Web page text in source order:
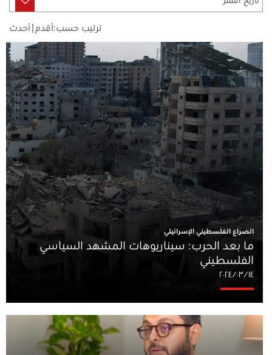
ترتيب حسب: أقدم أحدث
الصراع الفلسطيني الإسرائيلي
ما بعد الحرب: سيناريوهات المشهد السياسي
الفلسطيني
١٤‏/٠٣‏/٢٠٢٤